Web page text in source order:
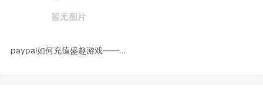
paypal如何充值盛趣游戏——盛